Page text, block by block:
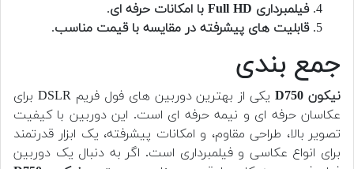
فیلمبرداری Full HD با امکانات حرفه ای
.
قابلیت های پیشرفته در مقایسه با قیمت مناسب.
جمع بندی
نیکون D750
یکی از بهترین دوربین های فول فریم DSLR برای
عکاسان حرفه ای و نیمه حرفه ای است. این دوربین با کیفیت
تصویر بالا، طراحی مقاوم، و امکانات پیشرفته، یک ابزار قدرتمند
برای انواع عکاسی و فیلمبرداری است. اگر به دنبال یک دوربین